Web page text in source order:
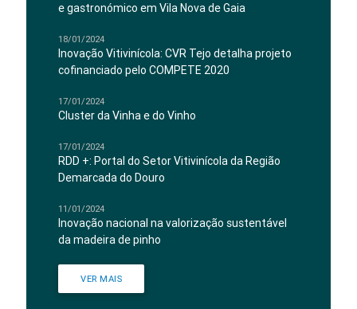
e gastronómico em Vila Nova de Gaia
18/01/2024
Inovação Vitivinícola: CVR Tejo detalha projeto
cofinanciado pelo COMPETE 2020
17/01/2024
Cluster da Vinha e do Vinho
17/01/2024
RDD +: Portal do Setor Vitivinícola da Região
Demarcada do Douro
11/01/2024
Inovação nacional na valorização sustentável
da madeira de pinho
VER MAIS